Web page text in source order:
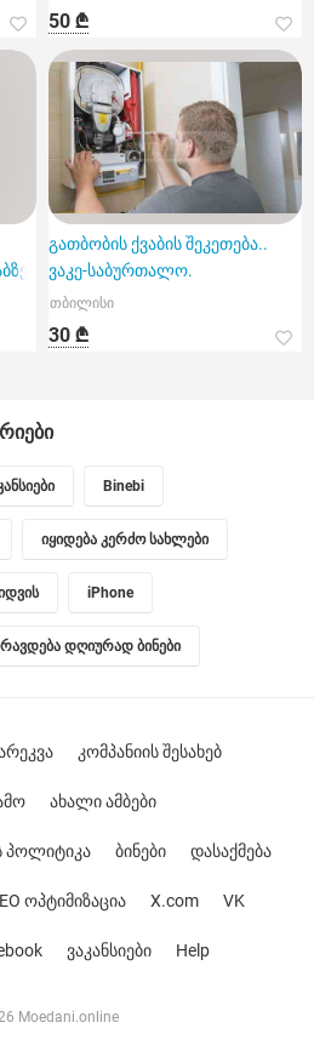
50 ₾
გათბობის ქვაბის შეკეთება..
ვაკე-საბურთალო.
თბილისი
30 ₾
Binebi
იყიდება კერძო სახლები
iPhone
დღიურად ბინები
Moedani.online
კომპანიის შესახებ
ახალი ამბები
პოლიტიკა ბინები დასაქმება
ოპტიმიზაცია X.com VK
ვაკანსიები Help